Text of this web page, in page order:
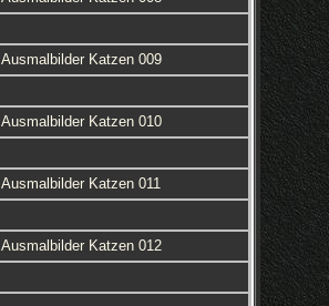
Ausmalbilder Katzen 009
Ausmalbilder Katzen 010
Ausmalbilder Katzen 011
Ausmalbilder Katzen 012